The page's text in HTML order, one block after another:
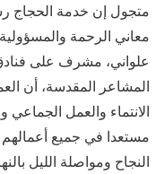
متجول إن خدمة الحجاج
معاني الرحمة
علواني، مشرف على
المشاعر المقدسة، أن
الانتماء والعمل
مستعدا في جميع
النجاح ومواصلة الليل